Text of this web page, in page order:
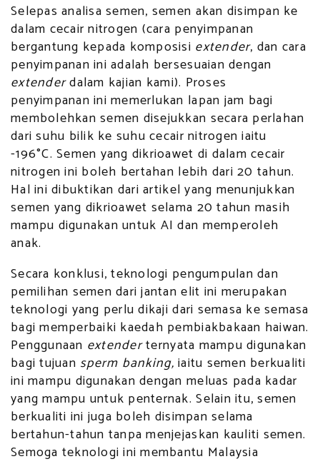
Selepas analisa semen, semen akan disimpan ke
dalam cecair nitrogen (cara penyimpanan
bergantung kepada komposisi extender, dan cara
penyimpanan ini adalah bersesuaian dengan
extenderdalam kajian kami). Proses
penyimpanan ini memerlukan lapan jam bagi
membolehkan semen disejukkan secara perlahan
dari suhu bilik ke suhu cecair nitrogen iaitu
-196°C. Semen yang dikrioawet di dalam cecair
nitrogen ini boleh bertahan lebih dari 20 tahun.
Hal ini dibuktikan dari artikel yang menunjukkan
semen yang dikrioawet selama 20 tahun masih
mampu digunakan untuk AI dan memperoleh
anak.
Secara konklusi, teknologi pengumpulan dan
pemilihan semen dari jantan elit ini merupakan
teknologi yang perlu dikaji dari semasa ke semasa
bagi memperbaiki kaedah pembiakbakaan haiwan.
Penggunaan extenderternyata mampu digunakan
bagi tujuan sperm banking,iaitu semen berkualiti
ini mampu digunakan dengan meluas pada kadar
yang mampu untuk penternak. Selain itu, semen
berkualiti ini juga boleh disimpan selama
bertahun-tahun tanpa menjejaskan kauliti semen.
Semoga teknologi ini membantu Malaysia